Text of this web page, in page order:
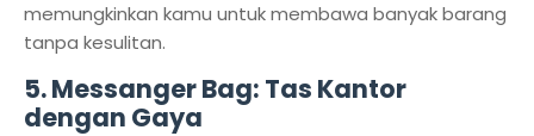
memungkinkan kamu untuk membawa banyak barang
tanpa kesulitan.
5.Messanger Bag: Tas Kantor
dengan Gaya